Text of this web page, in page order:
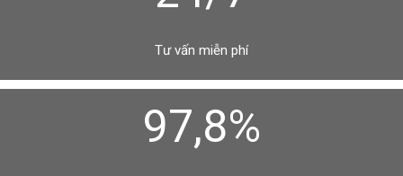
Tư vấn miễn phí
97,8%